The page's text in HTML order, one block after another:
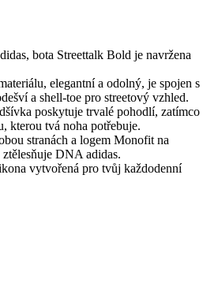
bota Streettalk Bold je navržena
elegantní a odolný, je spojen s
a shell-toe pro streetový vzhled.
poskytuje trvalé pohodlí, zatímco
kterou tvá noha potřebuje.
stranách a logem Monofit na
DNA adidas.
vytvořená pro tvůj každodenní